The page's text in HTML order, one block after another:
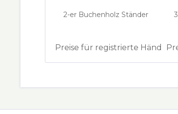
2-er Buchenholz Ständer
Preise für registrierte Händler